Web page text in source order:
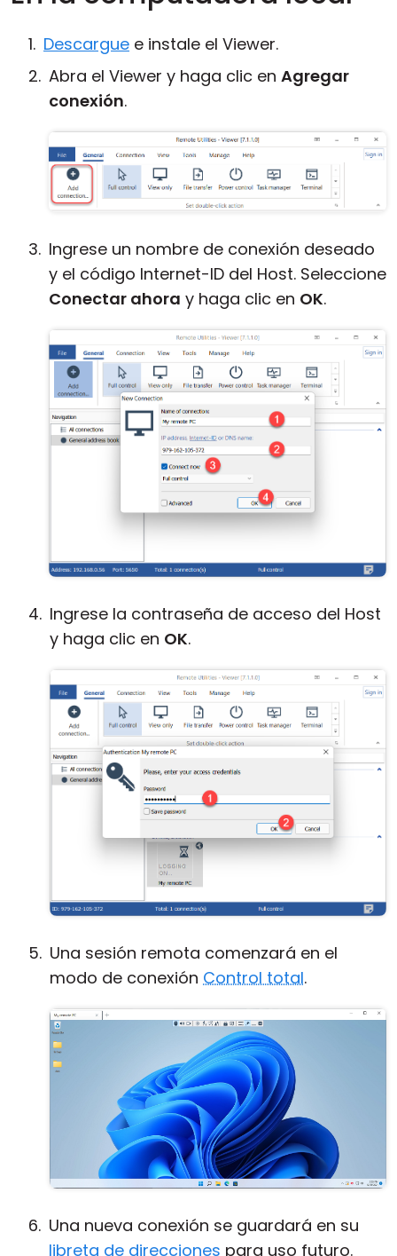
Descargue e instale el Viewer.
Abra el Viewer y haga clic en Agregar
conexión.
Ingrese un nombre de conexión deseado
y el código Internet-ID del Host. Seleccione
Conectar ahora y haga clic en OK.
Ingrese la contraseña de acceso del Host
y haga clic en OK.
Una sesión remota comenzará en el
modo de conexión Control total.
Una nueva conexión se guardará en su
libreta de direcciones para uso futuro.